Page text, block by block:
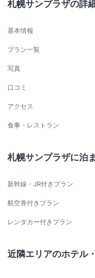
札幌サンプラザの詳
基本情報
プラン一覧
写真
口コミ
アクセス
食事・レストラン
札幌サンプラザに泊
新幹線・JR付きプラン
航空券付きプラン
レンタカー付きプラン
近隣エリアのホテル